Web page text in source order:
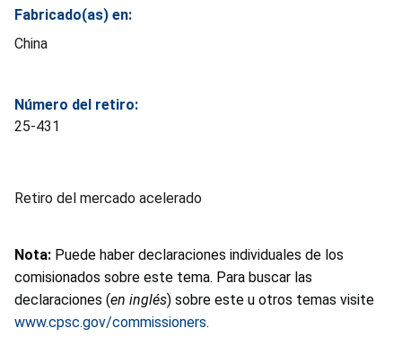
Fabricado(as) en:
China
Número del retiro:
25-431
Retiro del mercado acelerado
Nota: Puede haber declaraciones individuales de los
comisionados sobre este tema. Para buscar las
declaraciones (en inglés) sobre este u otros temas visite
www.cpsc.gov/commissioners.